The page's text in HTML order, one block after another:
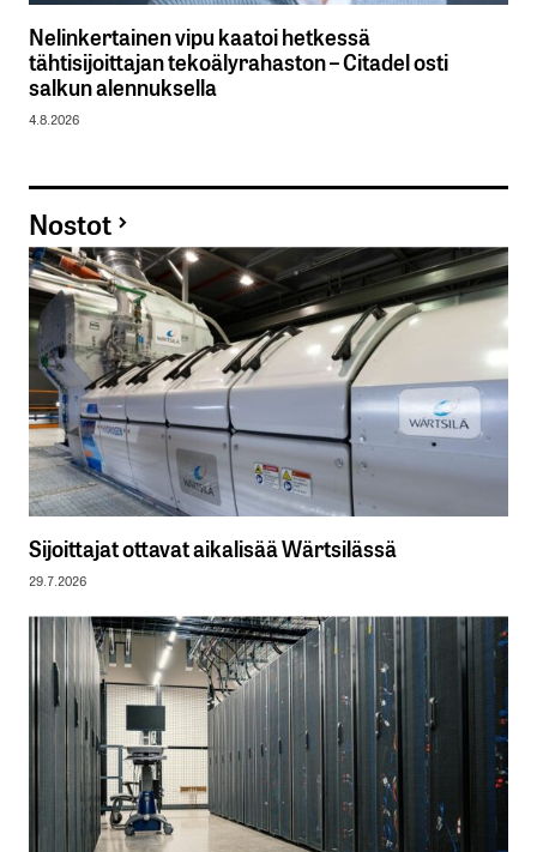
Nelinkertainen vipu kaatoi hetkessä
tähtisijoittajan tekoälyrahaston – Citadel osti
salkun alennuksella
4.8.2026
Nostot
Sijoittajat ottavat aikalisää Wärtsilässä
29.7.2026